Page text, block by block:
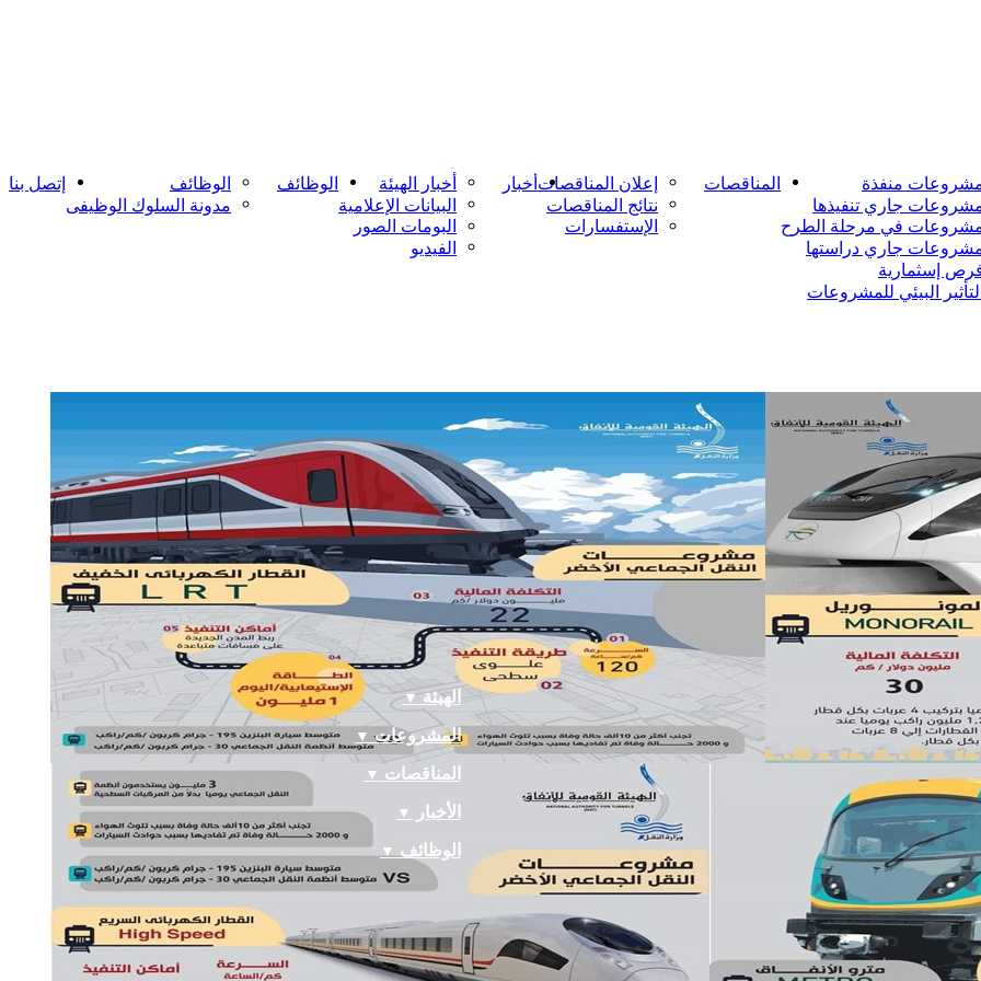
منفذة
جاري تنفيذها
في مرحلة الطرح
جاري دراستها
إسثمارية
التأثير البيئي للمشروعات
المناقصات
إعلان المناقصات
نتائج المناقصات
الإستفسارات
أخبار
أخبار الهيئة
البيانات الإعلامية
البومات الصور
الفيديو
الوظائف
الوظائف
مدونة السلوك الوظيفى
إتصل بنا
حقوق الملكية © 2021الهيئة القومية للانفاق
تابعنا
×
الرئيسية
الهيئة▼
المشروعات ▼
المناقصات ▼
الأخبار ▼
الوظائف ▼
إتصل بنا